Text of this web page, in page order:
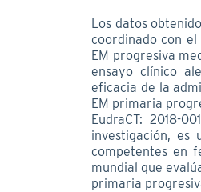
Los datos
coordinado con
EM progresiva
ensayo clínico
eficacia de la
EM primaria
EudraCT: 2018-
investigación, es
competentes en
mundial que
primaria